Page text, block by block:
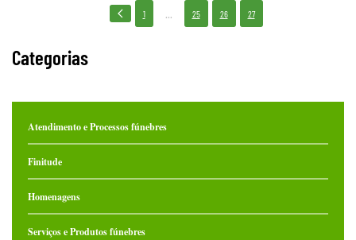
1 25 26 27
Categorias
Atendimento e Processos fúnebres
Finitude
Homenagens
Serviços e Produtos fúnebres